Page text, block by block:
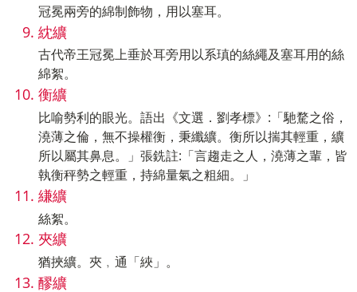
冠冕兩旁的綿制飾物，用以塞耳。
紞纊
古代帝王冠冕上垂於耳旁用以系瑱的絲繩及塞耳用的絲
綿絮。
衡纊
比喻勢利的眼光。語出《文選．劉孝標》:「馳騖之俗，
澆薄之倫，無不操權衡，秉纖纊。衡所以揣其輕重，纊
所以屬其鼻息。」張銑註:「言趨走之人，澆薄之輩，皆
執衡秤勢之輕重，持綿量氣之粗細。」
縑纊
絲絮。
夾纊
猶挾纊。夾﹐通「綊」。
醪纊